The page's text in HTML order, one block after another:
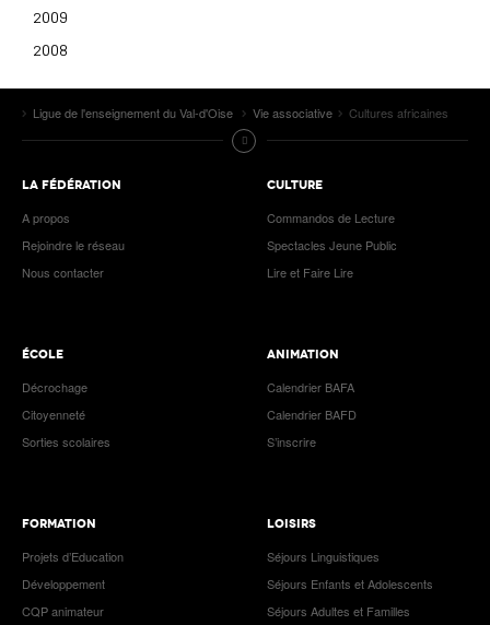
2009
2008
Ligue de l'enseignement du Val-d'Oise Vie associative Cultures africaines
LA FÉDÉRATION
A propos
Rejoindre le réseau
Nous contacter
CULTURE
Commandos de Lecture
Spectacles Jeune Public
Lire et Faire Lire
ÉCOLE
Décrochage
Citoyenneté
Sorties scolaires
ANIMATION
Calendrier BAFA
Calendrier BAFD
S’inscrire
FORMATION
Projets d’Education
Développement
CQP animateur
LOISIRS
Séjours Linguistiques
Séjours Enfants et Adolescents
Séjours Adultes et Familles